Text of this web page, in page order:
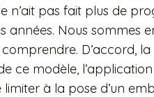
n’ait pas fait plus de
années. Nous sommes
D’accord,
ce modèle,
à la pose d’un